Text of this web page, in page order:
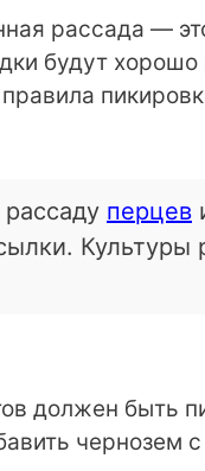
рассада —
будут
перцев
должен быть
чернозем с